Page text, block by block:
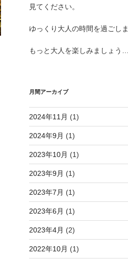
見てください。
ゆっくり大人の時間を過ごし
もっと大人を楽しみましょう…
月間アーカイブ
2024年11月 (1)
2024年9月 (1)
2023年10月 (1)
2023年9月 (1)
2023年7月 (1)
2023年6月 (1)
2023年4月 (2)
2022年10月 (1)